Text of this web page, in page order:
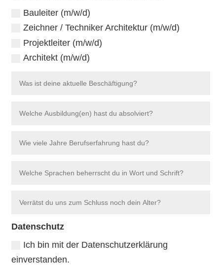
Bauleiter (m/w/d)
Zeichner / Techniker Architektur (m/w/d)
Projektleiter (m/w/d)
Architekt (m/w/d)
Datenschutz
Ich bin mit der Datenschutzerklärung
einverstanden.